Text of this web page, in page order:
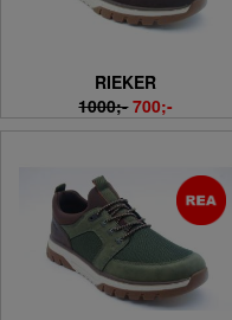
RIEKER
1000;- 700;-